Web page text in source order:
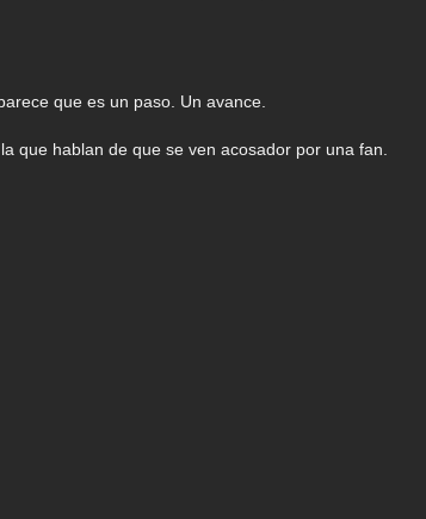
que es un paso. Un avance.
que hablan de que se ven acosador por una fan.